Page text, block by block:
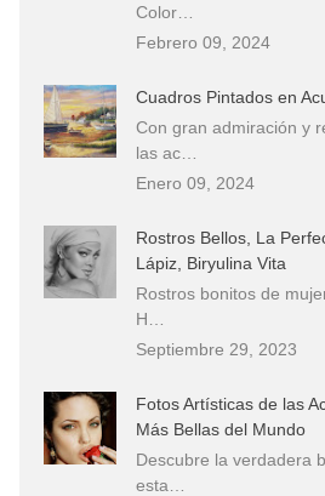
Color…
Febrero 09, 2024
Cuadros Pintados en
Con gran admiración y
las ac…
Enero 09, 2024
Rostros Bellos, La
Lápiz, Biryulina Vita
Rostros bonitos de
H…
Septiembre 29, 2023
Fotos Artísticas de las
Más Bellas del Mundo
Descubre la verdadera
esta…